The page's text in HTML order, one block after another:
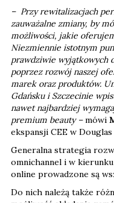
– Przy rewitalizacjach
zauważalne zmiany, by
możliwości, jakie
Niezmiennie istotnym
prawdziwie wyjątkowych
poprzez rozwój naszej
marek oraz produktów.
Gdańsku i Szczecinie
nawet najbardziej
premium beauty –mówi
ekspansji CEE w Douglas
Generalna strategia
omnichannel i w
online prowadzone są
Do nich należą także